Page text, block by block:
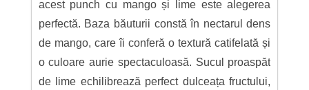
acest punch cu mango și lime este alegerea
perfectă. Baza băuturii constă în nectarul dens
de mango, care îi conferă o textură catifelată și
o culoare aurie spectaculoasă. Sucul proaspăt
de lime echilibrează perfect dulceața fructului,